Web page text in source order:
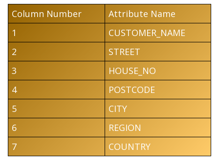
Column Number
Attribute Name
1
CUSTOMER_NAME
2
STREET
3
HOUSE_NO
4
POSTCODE
5
CITY
6
REGION
7
COUNTRY